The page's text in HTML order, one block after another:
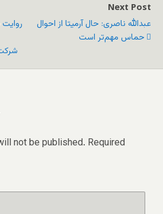
Next Post
عبدالله ناصری: حال آرمیتا از احوال
حماس مهم‌تر است
not be published. Required